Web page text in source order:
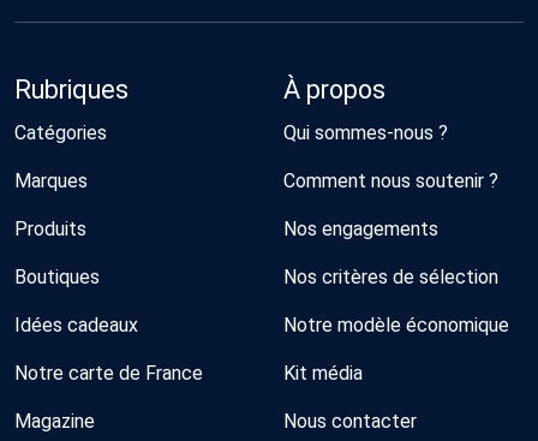
Rubriques
Catégories
Marques
Produits
Boutiques
Idées cadeaux
Notre carte de France
Magazine
À propos
Qui sommes-nous ?
Comment nous soutenir ?
Nos engagements
Nos critères de sélection
Notre modèle économique
Kit média
Nous contacter